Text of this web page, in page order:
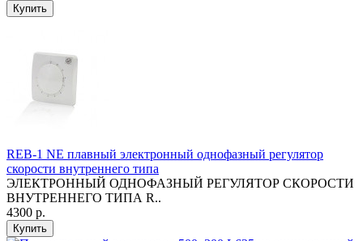
Купить
REB-1 NE плавный электронный однофазный регулятор
скорости внутреннего типа
ЭЛЕКТРОННЫЙ ОДНОФАЗНЫЙ РЕГУЛЯТОР СКОРОСТИ
ВНУТРЕННЕГО ТИПА R..
4300 р.
Купить